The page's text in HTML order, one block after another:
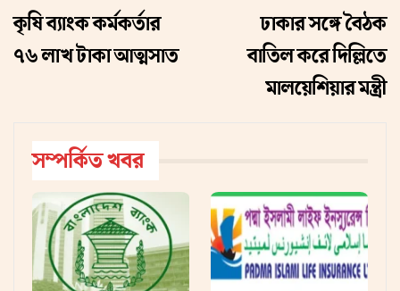
কৃষি ব্যাংক কর্মকর্তার
৭৬ লাখ টাকা আত্মসাত
ঢাকার সঙ্গে বৈঠক
বাতিল করে দিল্লিতে
মালয়েশিয়ার মন্ত্রী
সম্পর্কিত খবর